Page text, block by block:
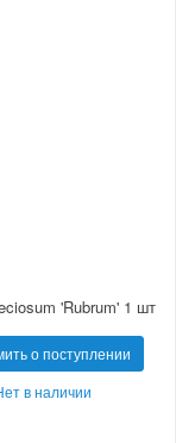
'Rubrum' 1 шт
о поступлении
в наличии